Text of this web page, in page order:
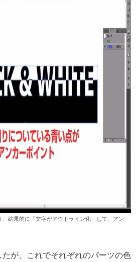
、結果的に「文字がアウトライン化」して、アン
が、これでそれぞれのパーツの色